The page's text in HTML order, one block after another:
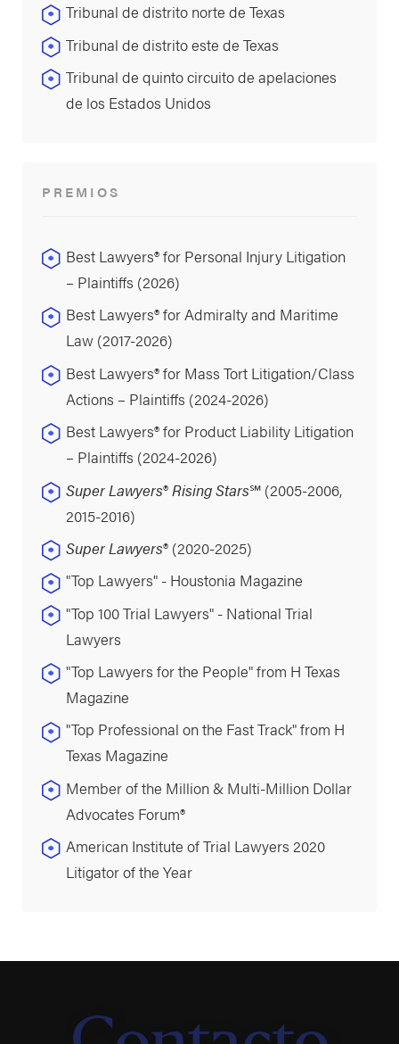
Tribunal de distrito norte de Texas
Tribunal de distrito este de Texas
Tribunal de quinto circuito de apelaciones
de los Estados Unidos
PREMIOS
Best Lawyers® for Personal Injury Litigation
– Plaintiffs (2026)
Best Lawyers® for Admiralty and Maritime
Law (2017-2026)
Best Lawyers® for Mass Tort Litigation/Class
Actions – Plaintiffs (2024-2026)
Best Lawyers® for Product Liability Litigation
– Plaintiffs (2024-2026)
Super Lawyers®Rising Stars℠ (2005-2006,
2015-2016)
Super Lawyers® (2020-2025)
"Top Lawyers" - Houstonia Magazine
"Top 100 Trial Lawyers" - National Trial
Lawyers
"Top Lawyers for the People" from H Texas
Magazine
"Top Professional on the Fast Track" from H
Texas Magazine
Member of the Million & Multi-Million Dollar
Advocates Forum®
American Institute of Trial Lawyers 2020
Litigator of the Year